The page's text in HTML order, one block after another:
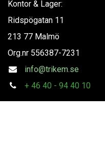
Kontor & Lager:
Ridspögatan 11
213 77 Malmö
Org.nr 556387-7231
info@trikem.se
+ 46 40 - 94 40 10